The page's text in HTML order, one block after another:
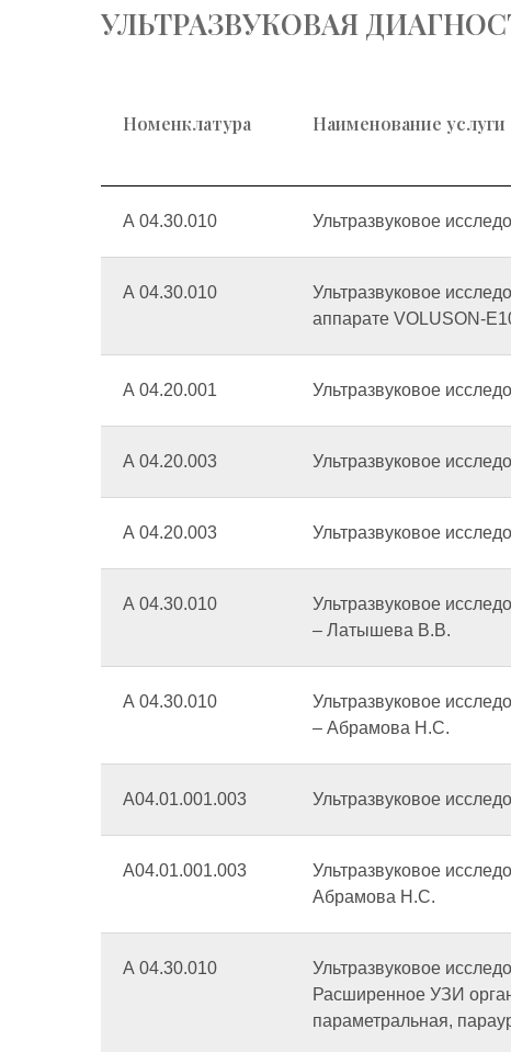
УЛЬТРАЗВУКОВАЯ
Номенклатура Наименование услуги
А 04.30.010 Ультразвуковое
А 04.30.010
Ультразвуковое
аппарате VOLUSON-
А 04.20.001 Ультразвуковое
А 04.20.003 Ультразвуковое
А 04.20.003 Ультразвуковое
А 04.30.010
Ультразвуковое
– Латышева В.В.
А 04.30.010
Ультразвуковое
– Абрамова Н.С.
А04.01.001.003 Ультразвуковое
А04.01.001.003
Ультразвуковое
Абрамова Н.С.
А 04.30.010
Ультразвуковое
Расширенное УЗИ
параметральная,